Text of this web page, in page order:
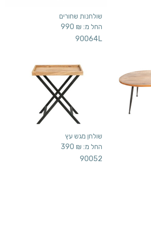
שולחנות שחורים
החל מ: 990 ₪
90064L
שולחן מגש עץ
החל מ: 390 ₪
90052